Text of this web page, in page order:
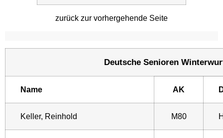
zurück zur vorhergehende Seite
Deutsche Senioren
Name AK
Keller, Reinhold M80